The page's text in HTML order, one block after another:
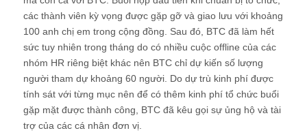
các thành viên kỳ vọng được gặp gỡ và giao lưu với khoảng
100 anh chị em trong cộng đồng. Sau đó, BTC đã làm hết
sức tuy nhiên trong tháng do có nhiều cuộc offline của các
nhóm HR riêng biệt khác nên BTC chỉ dự kiến số lượng
người tham dự khoảng 60 người. Do dự trù kinh phí được
tính sát với từng mục nên để có thêm kinh phí tổ chức buổi
gặp mặt được thành công, BTC đã kêu gọi sự ủng hộ và tài
trợ của các cá nhân đơn vị.